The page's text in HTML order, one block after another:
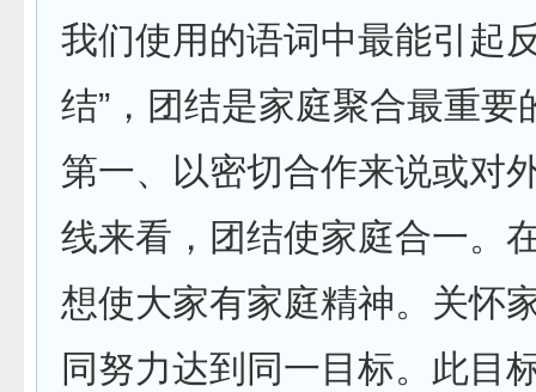
我们使用的语词中最能引起
结”，团结是家庭聚合最重要
第一、以密切合作来说或对
线来看，团结使家庭合一。
想使大家有家庭精神。关怀
同努力达到同一目标。此目